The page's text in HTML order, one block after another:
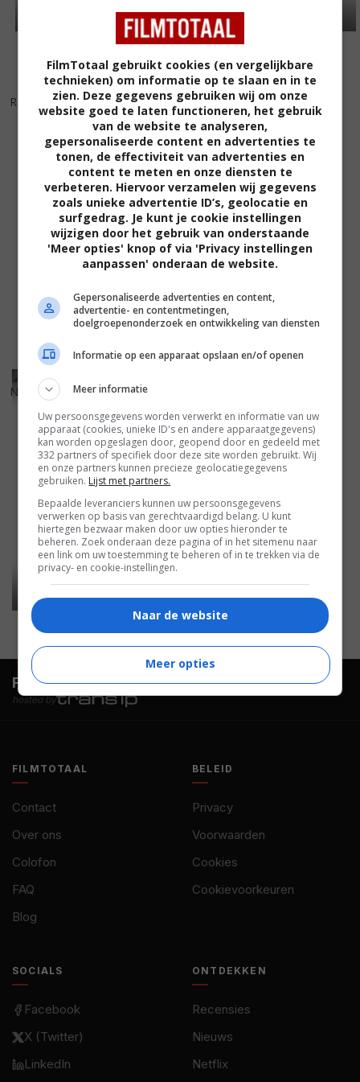
4 ,4
Ratter (2015) 5,9
The Curse of the Jade
Scorpion (2001)
5,4
No Looking Back (1998)
FilmTotaal.Hét online filmoverzicht.
hosted by
FILMTOTAAL
Contact
Over ons
Colofon
FAQ
Blog
BELEID
Privacy
Voorwaarden
Cookies
Cookievoorkeuren
SOCIALS
Facebook
X (Twitter)
LinkedIn
ONTDEKKEN
Recensies
Nieuws
Netflix
FilmTotaal gebruikt cookies (en vergelijkbare
technieken) om informatie op te slaan en in te
zien. Deze gegevens gebruiken wij om onze
website goed te laten functioneren, het gebruik
van de website te analyseren,
gepersonaliseerde content en advertenties te
tonen, de effectiviteit van advertenties en
content te meten en onze diensten te
verbeteren. Hiervoor verzamelen wij gegevens
zoals unieke advertentie ID’s, geolocatie en
surfgedrag. Je kunt je cookie instellingen
wijzigen door het gebruik van onderstaande
'Meer opties' knop of via 'Privacy instellingen
aanpassen' onderaan de website.
Gepersonaliseerde advertenties en content,
advertentie- en contentmetingen,
doelgroepenonderzoek en ontwikkeling van diensten
Informatie op een apparaat opslaan en/of openen
Meer informatie
Uw persoonsgegevens worden verwerkt en informatie van uw
apparaat (cookies, unieke ID's en andere apparaatgegevens)
kan worden opgeslagen door, geopend door en gedeeld met
332 partners of specifiek door deze site worden gebruikt. Wij
en onze partners kunnen precieze geolocatiegegevens
gebruiken. Lijst met partners.
Bepaalde leveranciers kunnen uw persoonsgegevens
verwerken op basis van gerechtvaardigd belang. U kunt
hiertegen bezwaar maken door uw opties hieronder te
beheren. Zoek onderaan deze pagina of in het sitemenu naar
een link om uw toestemming te beheren of in te trekken via de
privacy- en cookie-instellingen.
Naar de website
Meer opties